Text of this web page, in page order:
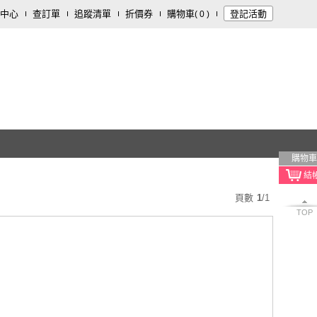
心 查訂單 追蹤清單 折價券 購物車( 0 ) 登記活動
購物車
TOP
頁數 1/1